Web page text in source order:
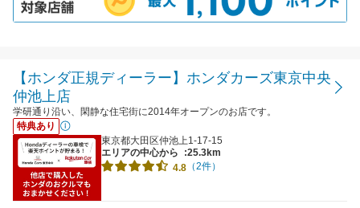
【ホンダ正規ディーラー】ホンダカーズ東京中央
仲池上店
学研通り沿い、閑静な住宅街に2014年オープンのお店です。
特典あり
東京都大田区仲池上1-17-15
エリアの中心から
:25.3km
4.8 （2件）